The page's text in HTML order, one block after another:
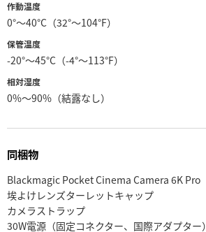
作動温度
0°〜40°C（32°〜104°F）
保管温度
-20°〜45°C（-4°〜113°F）
相対湿度
0%〜90%（結露なし）
同梱物
Blackmagic Pocket Cinema Camera 6K Pro
埃よけレンズターレットキャップ
カメラストラップ
30W電源（固定コネクター、国際アダプター）